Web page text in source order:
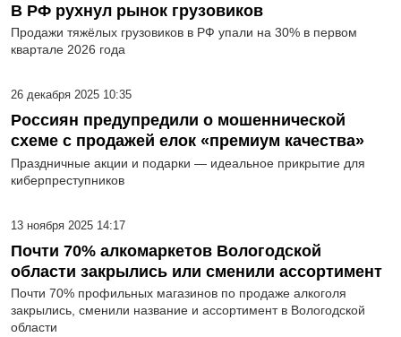
В РФ рухнул рынок грузовиков
Продажи тяжёлых грузовиков в РФ упали на 30% в первом
квартале 2026 года
26 декабря 2025 10:35
Россиян предупредили о мошеннической
схеме с продажей елок «премиум качества»
Праздничные акции и подарки — идеальное прикрытие для
киберпреступников
13 ноября 2025 14:17
Почти 70% алкомаркетов Вологодской
области закрылись или сменили ассортимент
Почти 70% профильных магазинов по продаже алкоголя
закрылись, сменили название и ассортимент в Вологодской
области